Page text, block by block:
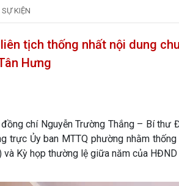
KIỆN
tịch thống nhất nội dung
Hưng
chí Nguyễn Trường Thắng – Bí
trực Ủy ban MTTQ phường nhằm
và Kỳ họp thường lệ giữa năm của